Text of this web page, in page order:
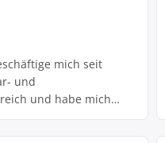
mich seit
und
und habe mich